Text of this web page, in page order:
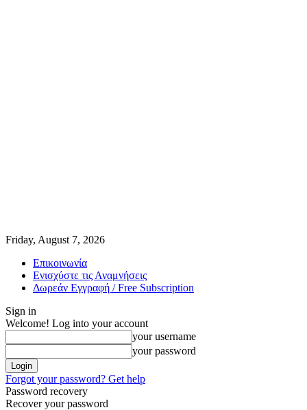
Friday, August 7, 2026
Επικοινωνία
Ενισχύστε τις Αναμνήσεις
Δωρεάν Εγγραφή / Free Subscription
Sign in
Welcome! Log into your account
your username
your password
Forgot your password? Get help
Password recovery
Recover your password